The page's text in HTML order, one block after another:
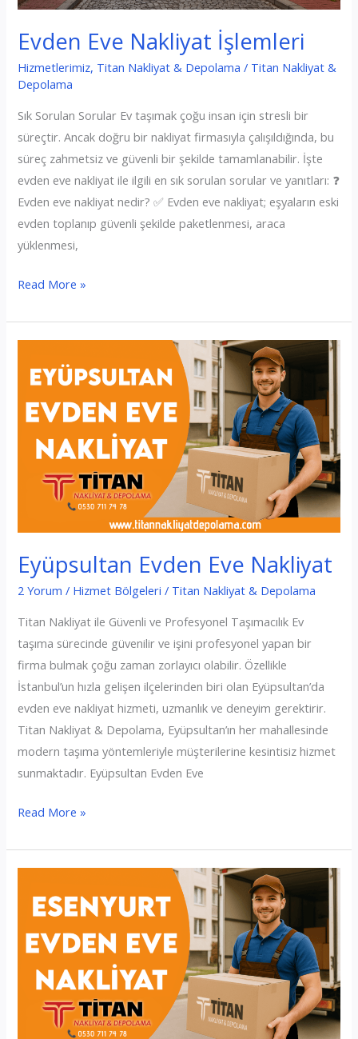
Evden Eve Nakliyat İşlemleri
Hizmetlerimiz, Titan Nakliyat & Depolama / Titan Nakliyat &
Depolama
Sık Sorulan Sorular Ev taşımak çoğu insan için stresli bir
süreçtir. Ancak doğru bir nakliyat firmasıyla çalışıldığında, bu
süreç zahmetsiz ve güvenli bir şekilde tamamlanabilir. İşte
evden eve nakliyat ile ilgili en sık sorulan sorular ve yanıtları: ❓
Evden eve nakliyat nedir? ✅ Evden eve nakliyat; eşyaların eski
evden toplanıp güvenli şekilde paketlenmesi, araca
yüklenmesi,
Evden
Nakliyat
Read More »
Eyüpsultan Evden Eve Nakliyat
2 Yorum / Hizmet Bölgeleri / Titan Nakliyat & Depolama
Titan Nakliyat ile Güvenli ve Profesyonel Taşımacılık Ev
taşıma sürecinde güvenilir ve işini profesyonel yapan bir
firma bulmak çoğu zaman zorlayıcı olabilir. Özellikle
İstanbul’un hızla gelişen ilçelerinden biri olan Eyüpsultan’da
evden eve nakliyat hizmeti, uzmanlık ve deneyim gerektirir.
Titan Nakliyat & Depolama, Eyüpsultan’ın her mahallesinde
modern taşıma yöntemleriyle müşterilerine kesintisiz hizmet
sunmaktadır. Eyüpsultan Evden Eve
Eyüpsultan
Eve
Read More »